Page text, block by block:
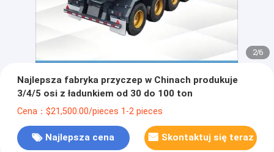
2/6
Najlepsza fabryka przyczep w Chinach produkuje
3/4/5 osi z ładunkiem od 30 do 100 ton
Cena：$21,500.00/pieces 1-2 pieces
Najlepsza cena Skontaktuj się teraz